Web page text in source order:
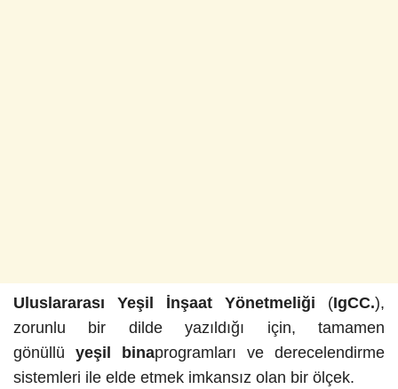
Uluslararası Yeşil İnşaat Yönetmeliği (IgCC.),
zorunlu bir dilde yazıldığı için, tamamen
gönüllü yeşil binaprogramları ve derecelendirme
sistemleri ile elde etmek imkansız olan bir ölçek.